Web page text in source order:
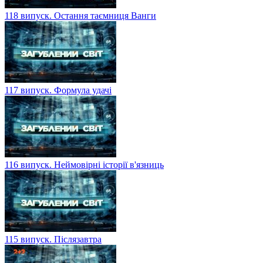
118 випуск. Остання таємниця Ванги
117 випуск. Формула удачі
116 випуск. Неймовірні історії в'язниць
115 випуск. Післязавтра